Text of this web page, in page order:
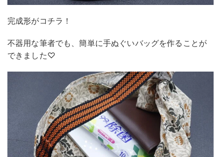
完成形がコチラ！
不器用な筆者でも、簡単に手ぬぐいバッグを作ることが
できました♡